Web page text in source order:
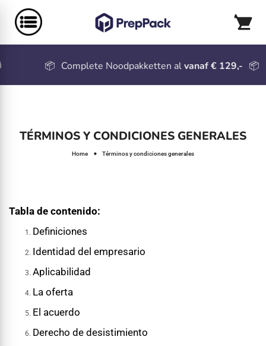
Complete Noodpakketten alvanaf € 129,- 📦
TÉRMINOS Y CONDICIONES GENERALES
Home Términos y condiciones generales
Tabla de contenido:
Definiciones
Identidad del empresario
Aplicabilidad
La oferta
El acuerdo
Derecho de desistimiento